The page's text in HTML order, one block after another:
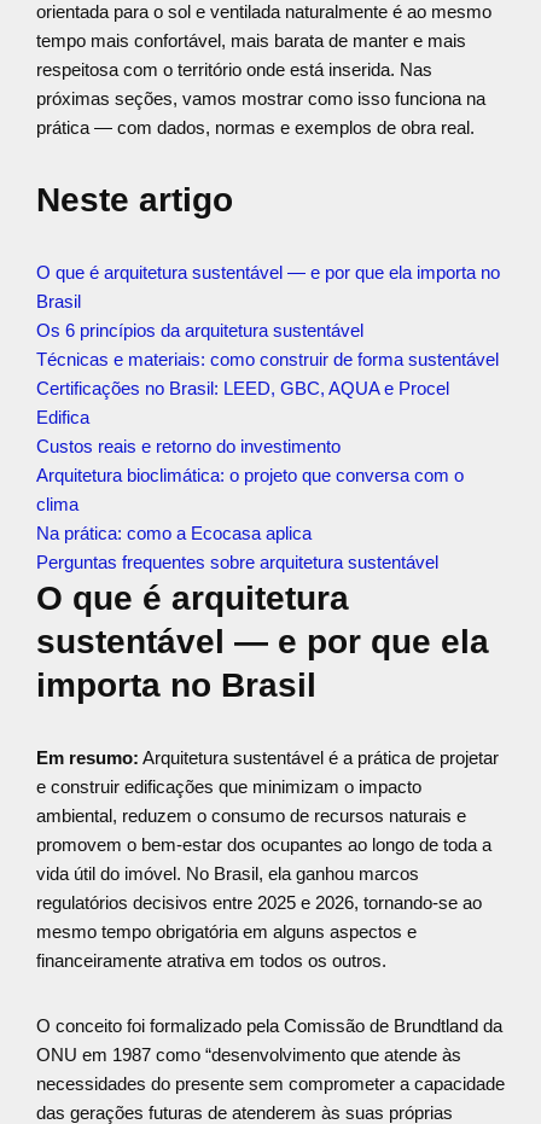
orientada para o sol e ventilada naturalmente é ao mesmo
tempo mais confortável, mais barata de manter e mais
respeitosa com o território onde está inserida. Nas
próximas seções, vamos mostrar como isso funciona na
prática — com dados, normas e exemplos de obra real.
Neste artigo
O que é arquitetura sustentável — e por que ela importa no
Brasil
Os 6 princípios da arquitetura sustentável
Técnicas e materiais: como construir de forma sustentável
Certificações no Brasil: LEED, GBC, AQUA e Procel
Edifica
Custos reais e retorno do investimento
Arquitetura bioclimática: o projeto que conversa com o
clima
Na prática: como a Ecocasa aplica
Perguntas frequentes sobre arquitetura sustentável
O que é arquitetura
sustentável — e por que ela
importa no Brasil
Em resumo: Arquitetura sustentável é a prática de projetar
e construir edificações que minimizam o impacto
ambiental, reduzem o consumo de recursos naturais e
promovem o bem-estar dos ocupantes ao longo de toda a
vida útil do imóvel. No Brasil, ela ganhou marcos
regulatórios decisivos entre 2025 e 2026, tornando-se ao
mesmo tempo obrigatória em alguns aspectos e
financeiramente atrativa em todos os outros.
O conceito foi formalizado pela Comissão de Brundtland da
ONU em 1987 como “desenvolvimento que atende às
necessidades do presente sem comprometer a capacidade
das gerações futuras de atenderem às suas próprias